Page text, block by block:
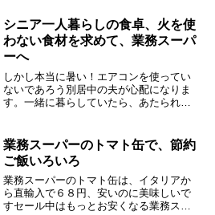
す。残念・・・仕方なく、プレーンオム
レツを買ってきました。（彩...
シニア一人暮らしの食卓、火を使
わない食材を求めて、業務スーパ
ーへ
しかし本当に暑い！エアコンを使ってい
ないであろう別居中の夫が心配になりま
す。一緒に暮らしていたら、あたられま
が増しておりますが、できるだけ、火を
使いたくない。暑くても疲...
業務スーパーのトマト缶で、節約
ご飯いろいろ
業務スーパーのトマト缶は、イタリアか
ら直輸入で６８円、安いのに美味しいで
すセール中はもっとお安くなる業務スー